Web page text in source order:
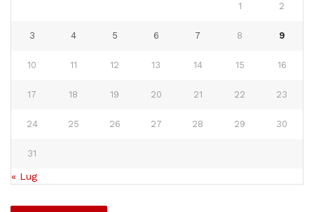
1 2
3 4 5 6 7 8 9
10 11 12 13 14 15 16
17 18 19 20 21 22 23
24 25 26 27 28 29 30
31
« Lug